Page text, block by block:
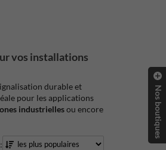
vos installations
durable et
pour les applications
industriellesou encore
Nos boutiques